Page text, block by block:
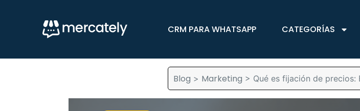
CRM PARA WHATSAPP CATEGORÍAS
Blog > Marketing > Qué es fijación de